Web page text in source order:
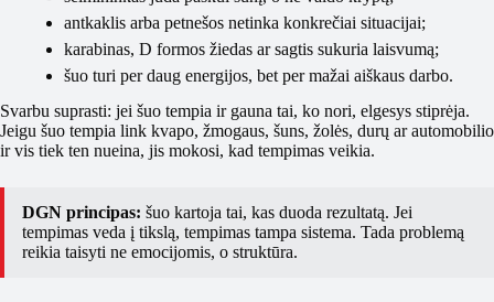
antkaklis arba petnešos netinka konkrečiai situacijai;
karabinas, D formos žiedas ar sagtis sukuria laisvumą;
šuo turi per daug energijos, bet per mažai aiškaus darbo.
Svarbu suprasti: jei šuo tempia ir gauna tai, ko nori, elgesys stiprėja.
Jeigu šuo tempia link kvapo, žmogaus, šuns, žolės, durų ar automobilio
ir vis tiek ten nueina, jis mokosi, kad tempimas veikia.
DGN principas: šuo kartoja tai, kas duoda rezultatą. Jei
tempimas veda į tikslą, tempimas tampa sistema. Tada problemą
reikia taisyti ne emocijomis, o struktūra.